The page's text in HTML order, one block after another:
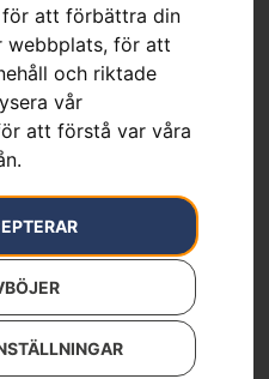
för att förbättra din
webbplats, för att
och riktade
vår
att förstå var våra